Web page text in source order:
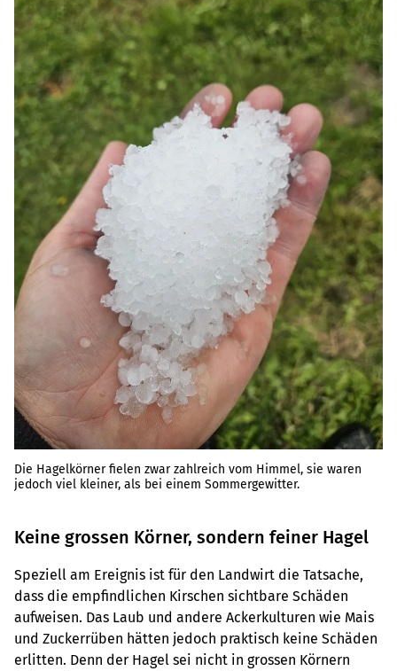
Die Hagelkörner fielen zwar zahlreich vom Himmel, sie waren
jedoch viel kleiner, als bei einem Sommergewitter.
Keine grossen Körner, sondern feiner Hagel
Speziell am Ereignis ist für den Landwirt die Tatsache,
dass die empfindlichen Kirschen sichtbare Schäden
aufweisen. Das Laub und andere Ackerkulturen wie Mais
und Zuckerrüben hätten jedoch praktisch keine Schäden
erlitten. Denn der Hagel sei nicht in grossen Körnern